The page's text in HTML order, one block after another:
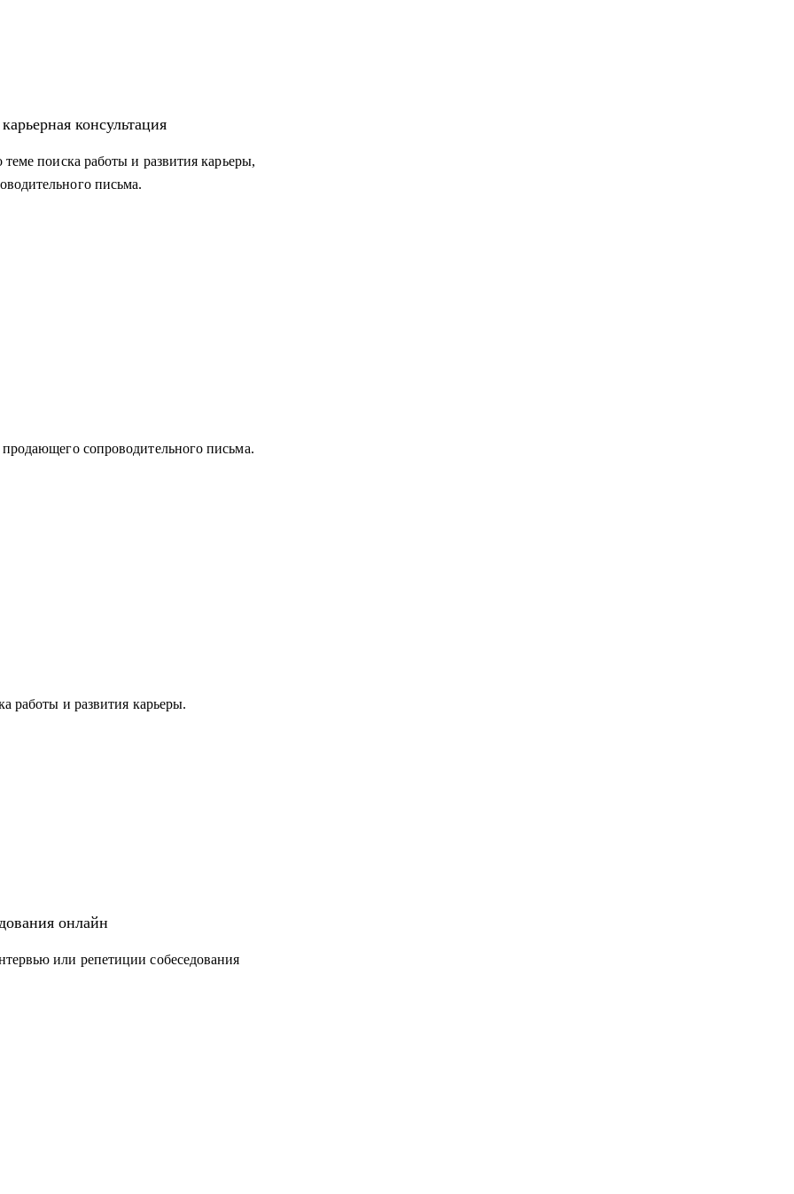
вам кажется, что их нет);
консультация
поиска работы и развития карьеры,
письма.
сопроводительного письма.
работы и развития карьеры.
онлайн
или репетиции собеседования